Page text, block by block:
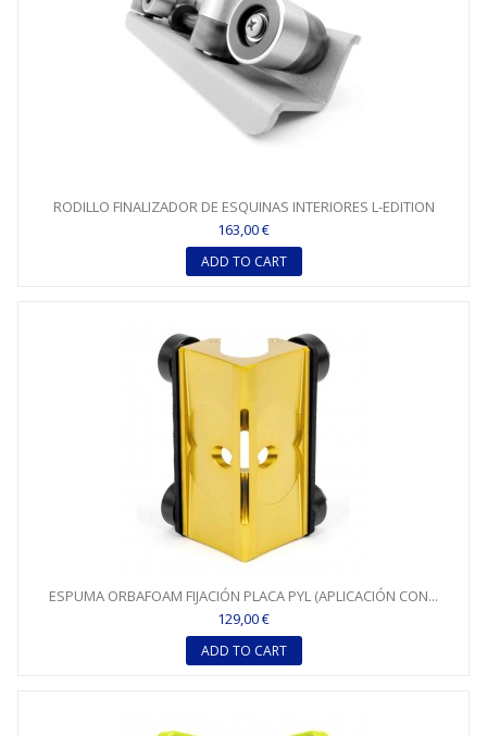
RODILLO FINALIZADOR DE ESQUINAS INTERIORES L-EDITION
163,00 €
ADD TO CART
ESPUMA ORBAFOAM FIJACIÓN PLACA PYL (APLICACIÓN CON...
129,00 €
ADD TO CART